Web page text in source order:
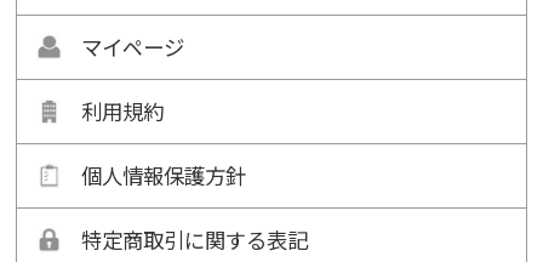
マイページ
利用規約
個人情報保護方針
特定商取引に関する表記